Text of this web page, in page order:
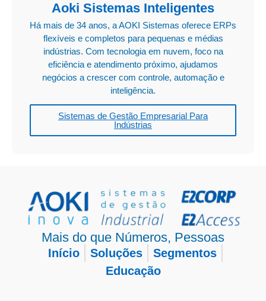
Aoki Sistemas Inteligentes
Há mais de 34 anos, a AOKI Sistemas oferece ERPs
flexíveis e completos para pequenas e médias
indústrias. Com tecnologia em nuvem, foco na
eficiência e atendimento próximo, ajudamos
negócios a crescer com controle, automação e
inteligência.
Sistemas de Gestão Empresarial Para
Indústrias
Mais do que Números, Pessoas
Início Soluções
Segmentos
Educação